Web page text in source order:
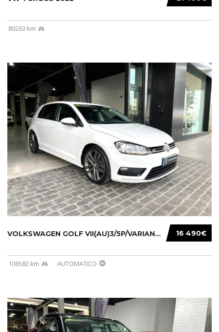
80263 km
16 490€
VOLKSWAGEN GOLF VII(AU)3/5P/VARIANT(12-16 20...
106582 km AUTOMATICO